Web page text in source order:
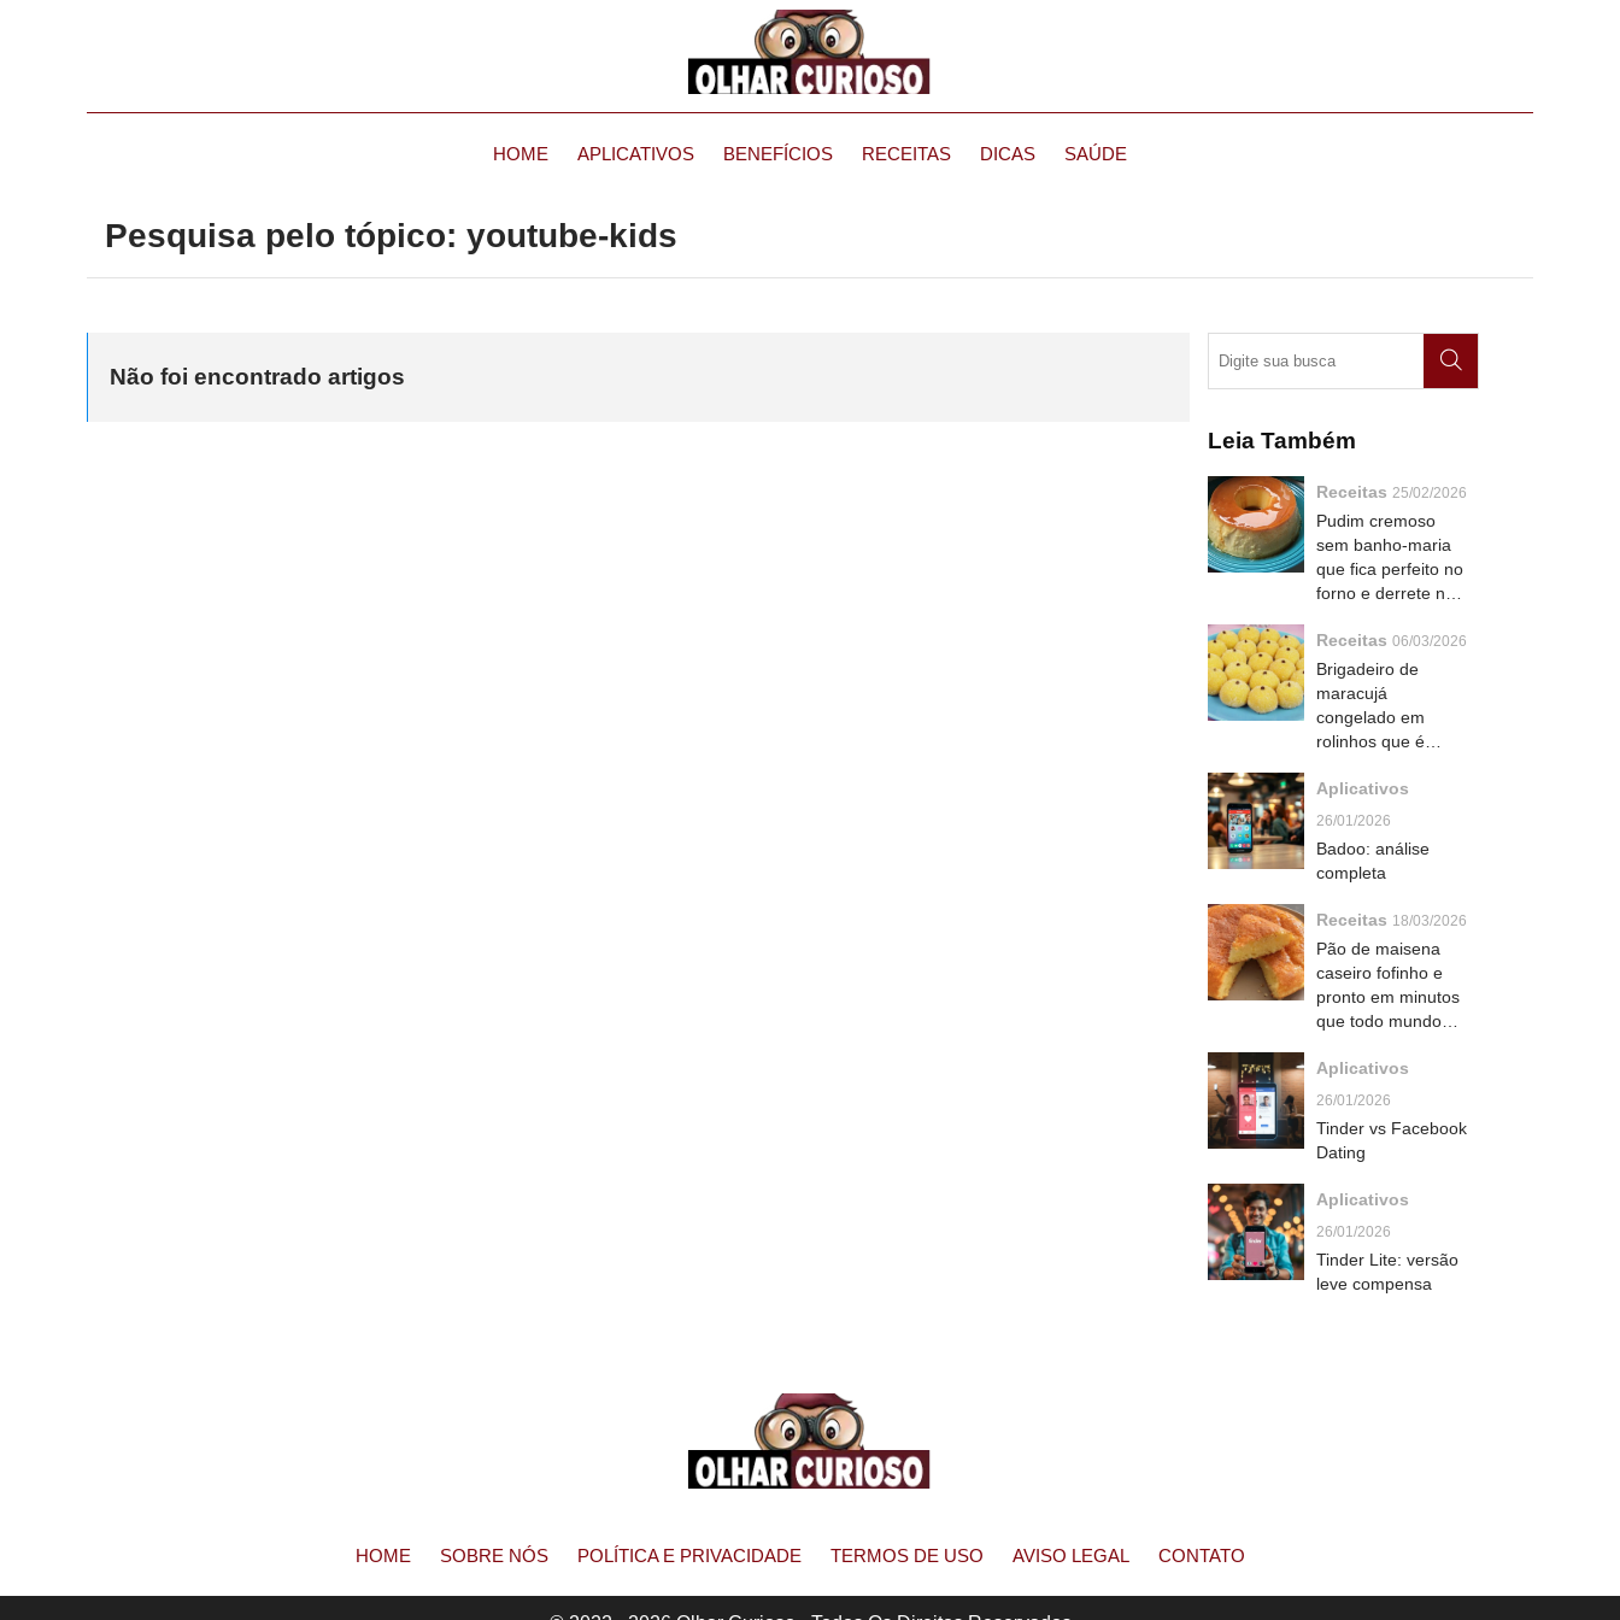
HOME APLICATIVOS BENEFÍCIOS RECEITAS DICAS SAÚDE
Pesquisa pelo tópico: youtube-kids
Não foi encontrado artigos
Leia Também
Receitas 25/02/2026
Pudim cremoso
sem banho-maria
que fica perfeito no
forno e derrete na
Receitas 06/03/2026
Brigadeiro de
maracujá
congelado em
rolinhos que é
viciante demais
Aplicativos
26/01/2026
Badoo: análise
completa
Receitas 18/03/2026
Pão de maisena
caseiro fofinho e
pronto em minutos
que todo mundo
manhã
Aplicativos
26/01/2026
Tinder vs Facebook
Dating
Aplicativos
26/01/2026
Tinder Lite: versão
leve compensa
HOME SOBRE NÓS POLÍTICA E PRIVACIDADE TERMOS DE USO AVISO LEGAL CONTATO